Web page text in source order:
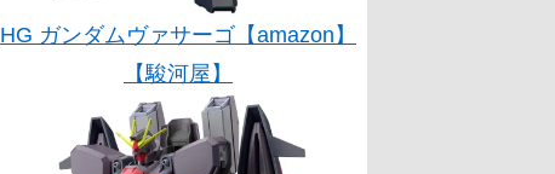
HG ガンダムヴァサーゴ【amazon】
【駿河屋】